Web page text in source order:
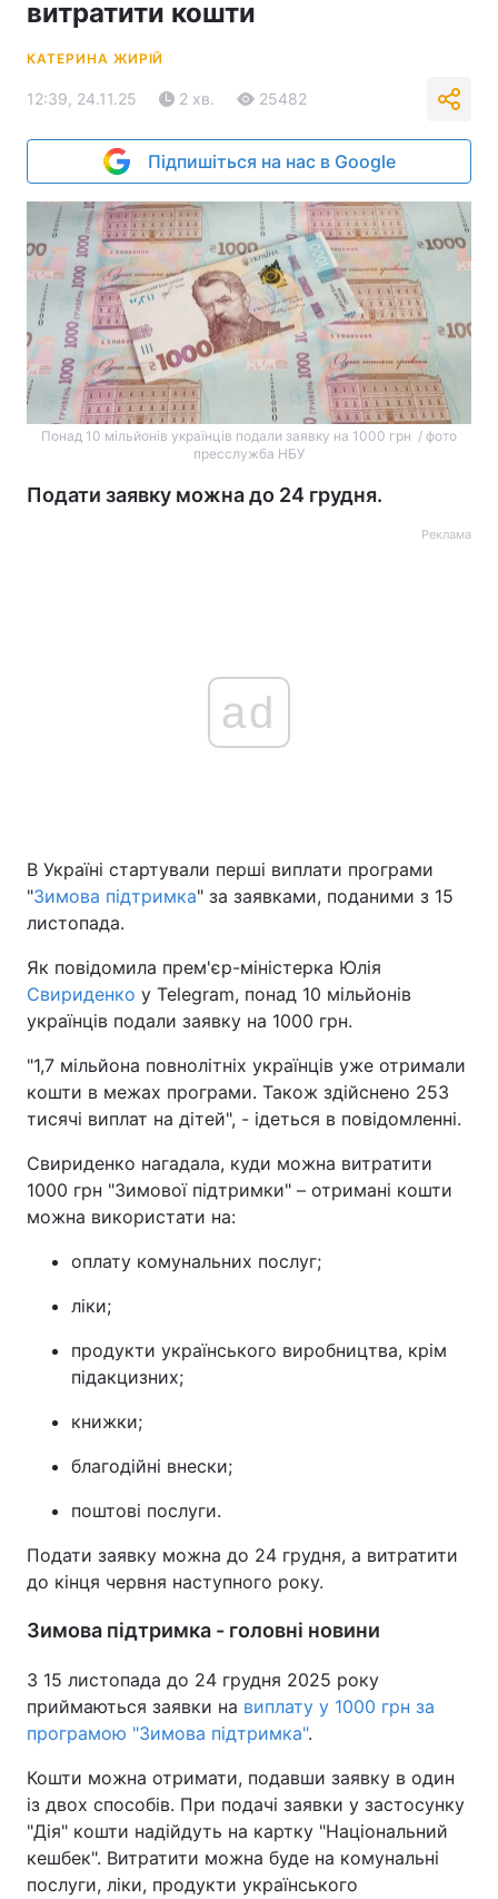
витратити кошти
КАТЕРИНА ЖИРІЙ
12:39, 24.11.25 2 хв. 25482
Підпишіться на нас в Google
Понад 10 мільйонів українців подали заявку на 1000 грн / фото
пресслужба НБУ
Подати заявку можна до 24 грудня.
Реклама
ad
В Україні стартували перші виплати програми
"Зимова підтримка" за заявками, поданими з 15
листопада.
Як повідомила прем'єр-міністерка Юлія
Свириденко у Telegram, понад 10 мільйонів
українців подали заявку на 1000 грн.
"1,7 мільйона повнолітніх українців уже отримали
кошти в межах програми. Також здійснено 253
тисячі виплат на дітей", - ідеться в повідомленні.
Свириденко нагадала, куди можна витратити
1000 грн "Зимової підтримки" – отримані кошти
можна використати на:
оплату комунальних послуг;
ліки;
продукти українського виробництва, крім
підакцизних;
книжки;
благодійні внески;
поштові послуги.
Подати заявку можна до 24 грудня, а витратити
до кінця червня наступного року.
Зимова підтримка - головні новини
З 15 листопада до 24 грудня 2025 року
приймаються заявки на виплату у 1000 грн за
програмою "Зимова підтримка".
Кошти можна отримати, подавши заявку в один
із двох способів. При подачі заявки у застосунку
"Дія" кошти надійдуть на картку "Національний
кешбек". Витратити можна буде на комунальні
послуги, ліки, продукти українського